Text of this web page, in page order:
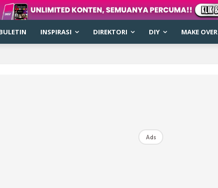
INSPIRASI DIREKTORI DIY MAKE OVER
Ads